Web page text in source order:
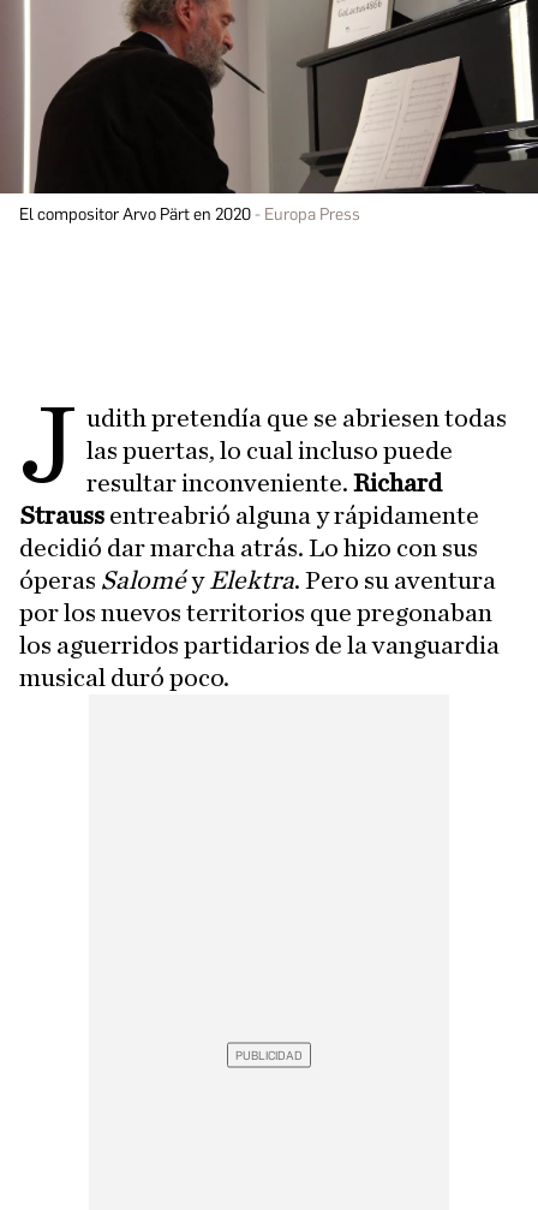
El compositor Arvo Pärt en 2020 Europa Press
J udith pretendía que se abriesen todas
las puertas, lo cual incluso puede
resultar inconveniente.Richard
Strauss entreabrió alguna y rápidamente
decidió dar marcha atrás. Lo hizo con sus
óperas Saloméy Elektra. Pero su aventura
por los nuevos territorios que pregonaban
los aguerridos partidarios de la vanguardia
musical duró poco.